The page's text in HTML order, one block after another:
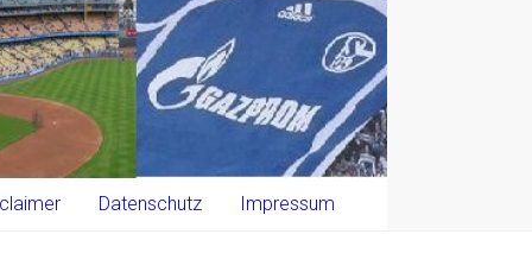
Datenschutz Impressum